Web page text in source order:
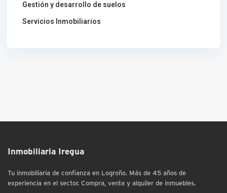
Gestión y desarrollo de suelos
Servicios Inmobiliarios
Inmobiliaria Iregua
Tu inmobiliaria de confianza en Logroño. Más de 45 años de
experiencia en el sector. Compra, venta y alquiler de inmuebles.